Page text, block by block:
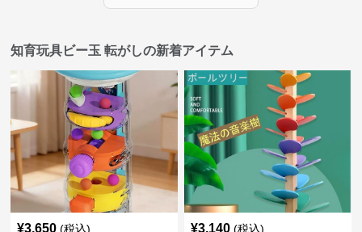
知育玩具ビー玉 転がしの新着アイテム
¥3,650 (税込) ¥3,140 (税込)